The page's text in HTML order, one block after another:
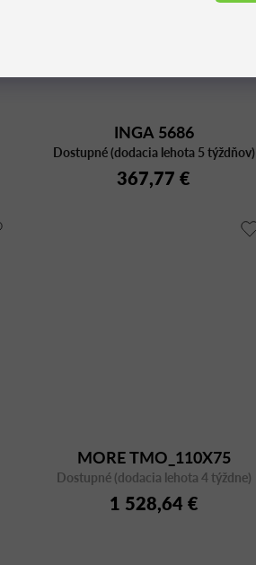
INGA 5686
Dostupné (dodacia lehota 5 týždňov)
367,77 €
MORE TMO_110X75
Dostupné (dodacia lehota 4 týždne)
1 528,64 €